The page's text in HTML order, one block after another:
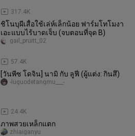
317.4K
ชิโนบุผีเสื้อใช้เล่ห์เล็กน้อย ฟาร์มโทโมงา
เอะแบบไร้บาดเจ็บ (จบตอนที่จุด B)
57.4K
gail_pruitt_02
[วันพีซ โดจิน] นามิ กับ ลูฟี่ (ผู้แต่ง: กินสึ)
24.4K
-luguodetangmu___-
ภาพสวยเหล็กแตก
zhiaiganyu